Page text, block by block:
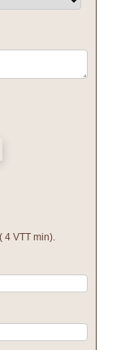
VTT min).